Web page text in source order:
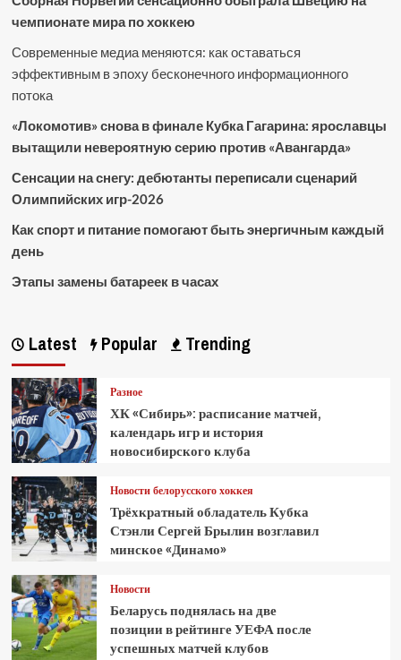
чемпионате мира по хоккею
Современные медиа меняются: как оставаться
эффективным в эпоху бесконечного информационного
потока
«Локомотив» снова в финале Кубка Гагарина: ярославцы
вытащили невероятную серию против «Авангарда»
Сенсации на снегу: дебютанты переписали сценарий
Олимпийских игр-2026
Как спорт и питание помогают быть энергичным каждый
день
Этапы замены батареек в часах
Latest Popular Trending
Разное
ХК «Сибирь»: расписание матчей,
календарь игр и история
новосибирского клуба
Новости белорусского хоккея
Трёхкратный обладатель Кубка
Стэнли Сергей Брылин возглавил
минское «Динамо»
Новости
Беларусь поднялась на две
позиции в рейтинге УЕФА после
успешных матчей клубов